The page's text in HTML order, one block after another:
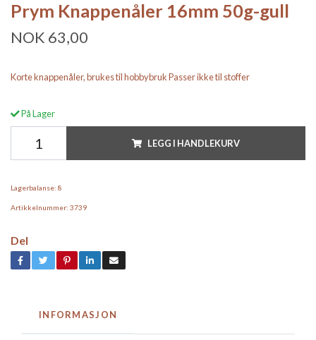
Prym Knappenåler 16mm 50g-gull
NOK 63,00
Korte knappenåler, brukes til hobbybruk Passer ikke til stoffer
På Lager
LEGG I HANDLEKURV
Lagerbalanse: 8
Artikkelnummer: 3739
Del
INFORMASJON